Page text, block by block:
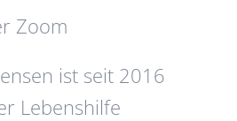
Zoom
ist seit 2016
Lebenshilfe